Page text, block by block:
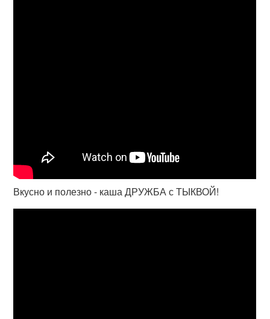
Вкусно и полезно - каша ДРУЖБА с ТЫКВОЙ!